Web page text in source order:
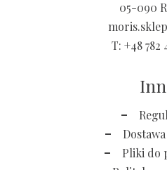
05-090
T: +48 782
Pliki do